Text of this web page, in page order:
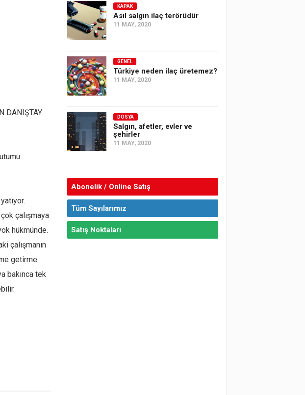
DANIŞTAY
çalışmaya
hükmünde.
çalışmanın
getirme
bakınca tek
KAPAK
Asıl salgın ilaç terörüdür
11 MAY, 2020
GENEL
Türkiye neden ilaç üretemez?
11 MAY, 2020
DOSYA
Salgın, afetler, evler ve
şehirler
11 MAY, 2020
Abonelik / Online Satış
Tüm Sayılarımız
Satış Noktaları